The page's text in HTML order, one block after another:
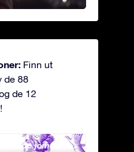
Finn ut
de 88
de 12
jomfrua